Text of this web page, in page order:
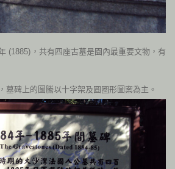
(1885) ，共有四座古墓是園內最重要文物，有
墓碑上的圖騰以十字架及圓圈形圖案為主。